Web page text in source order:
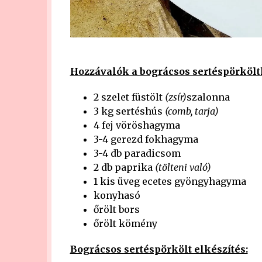
Hozzávalók a bográcsos
2 szelet füstölt (zsír)szalonna
3 kg sertéshús (comb, tarja)
4 fej vöröshagyma
3-4 gerezd fokhagyma
3-4 db paradicsom
2 db paprika (tölteni való)
1 kis üveg ecetes gyöngyhagyma
konyhasó
őrölt bors
őrölt kömény
Bográcsos sertéspörkölt elkészítés: